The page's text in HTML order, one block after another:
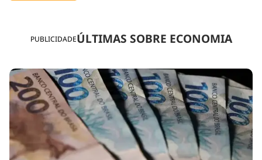
PUBLICIDADEÚLTIMAS SOBRE ECONOMIA